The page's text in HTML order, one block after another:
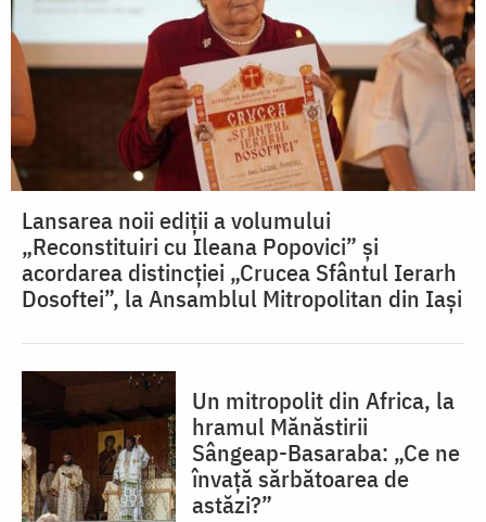
Lansarea noii ediții a volumului
„Reconstituiri cu Ileana Popovici” și
acordarea distincției „Crucea Sfântul Ierarh
Dosoftei”, la Ansamblul Mitropolitan din Iași
Un mitropolit din Africa, la
hramul Mănăstirii
Sângeap-Basaraba: „Ce ne
învață sărbătoarea de
astăzi?”